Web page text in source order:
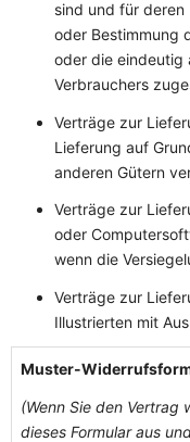
sind und für deren
oder Bestimmung
oder die eindeutig
Verbrauchers
Verträge zur
Lieferung auf
anderen Gütern
Verträge zur
oder
wenn die
Verträge zur
Illustrierten mit
Muster-
(Wenn Sie den Vertrag
dieses Formular aus